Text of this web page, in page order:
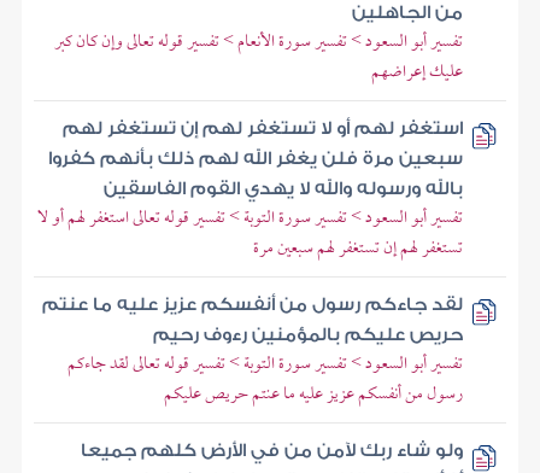
من الجاهلين
تفسير أبو السعود > تفسير سورة الأنعام > تفسير قوله تعالى وإن كان كبر
عليك إعراضهم
استغفر لهم أو لا تستغفر لهم إن تستغفر لهم
سبعين مرة فلن يغفر الله لهم ذلك بأنهم كفروا
بالله ورسوله والله لا يهدي القوم الفاسقين
تفسير أبو السعود > تفسير سورة التوبة > تفسير قوله تعالى استغفر لهم أو لا
تستغفر لهم إن تستغفر لهم سبعين مرة
لقد جاءكم رسول من أنفسكم عزيز عليه ما عنتم
حريص عليكم بالمؤمنين رءوف رحيم
تفسير أبو السعود > تفسير سورة التوبة > تفسير قوله تعالى لقد جاءكم
رسول من أنفسكم عزيز عليه ما عنتم حريص عليكم
ولو شاء ربك لآمن من في الأرض كلهم جميعا